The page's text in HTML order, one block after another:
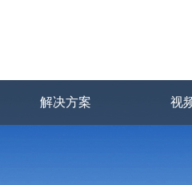
解决方案 视